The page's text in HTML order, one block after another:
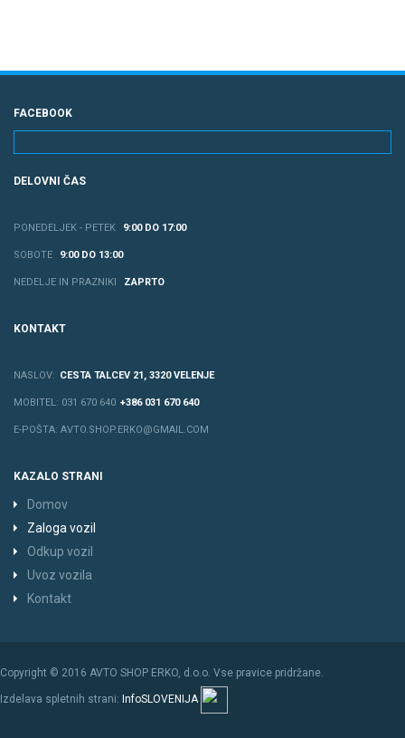
FACEBOOK
DELOVNI ČAS
PONEDELJEK - PETEK 9:00 DO 17:00
SOBOTE 9:00 DO 13:00
NEDELJE IN PRAZNIKI ZAPRTO
KONTAKT
NASLOV: CESTA TALCEV 21, 3320 VELENJE
MOBITEL: 031 670 640 +386 031 670 640
E-POŠTA: AVTO.SHOP.ERKO@GMAIL.COM
KAZALO STRANI
Domov
Zaloga vozil
Odkup vozil
Uvoz vozila
Kontakt
Copyright © 2016 AVTO SHOP ERKO, d.o.o. Vse pravice pridržane.
Izdelava spletnih strani: InfoSLOVENIJA